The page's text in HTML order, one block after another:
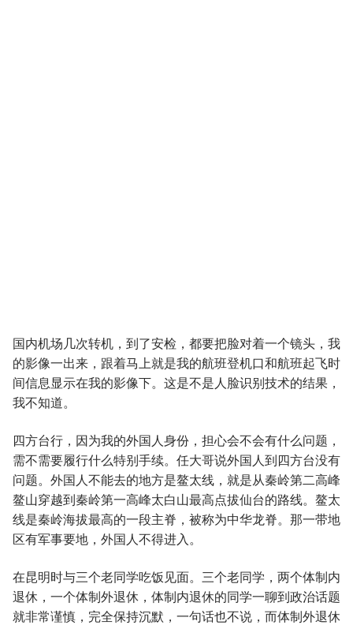
国内机场几次转机，到了安检，都要把脸对着一个镜头，我
的影像一出来，跟着马上就是我的航班登机口和航班起飞时
间信息显示在我的影像下。这是不是人脸识别技术的结果，
我不知道。
四方台行，因为我的外国人身份，担心会不会有什么问题，
需不需要履行什么特别手续。任大哥说外国人到四方台没有
问题。外国人不能去的地方是鳌太线，就是从秦岭第二高峰
鳌山穿越到秦岭第一高峰太白山最高点拔仙台的路线。鳌太
线是秦岭海拔最高的一段主脊，被称为中华龙脊。那一带地
区有军事要地，外国人不得进入。
在昆明时与三个老同学吃饭见面。三个老同学，两个体制内
退休，一个体制外退休，体制内退休的同学一聊到政治话题
就非常谨慎，完全保持沉默，一句话也不说，而体制外退休